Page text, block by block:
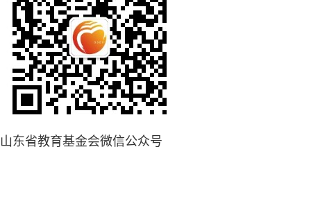
山东省教育基金会微信公众号